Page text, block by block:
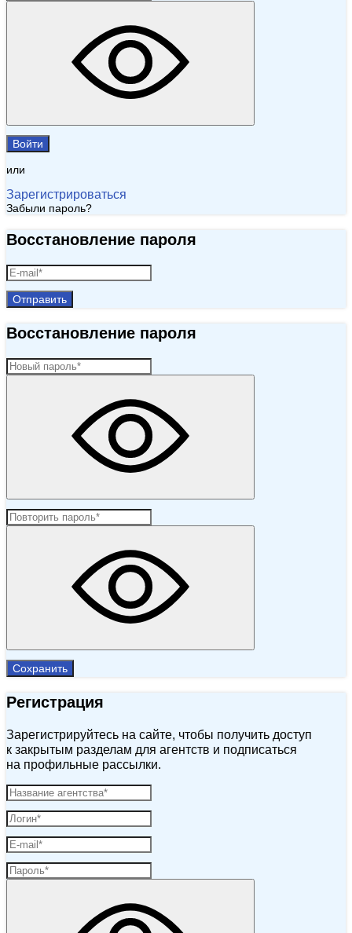
Войти
или
Зарегистрироваться
Забыли пароль?
Восстановление пароля
Отправить
Восстановление пароля
Сохранить
Регистрация
Зарегистрируйтесь на сайте, чтобы получить доступ
к закрытым разделам для агентств и подписаться
на профильные рассылки.